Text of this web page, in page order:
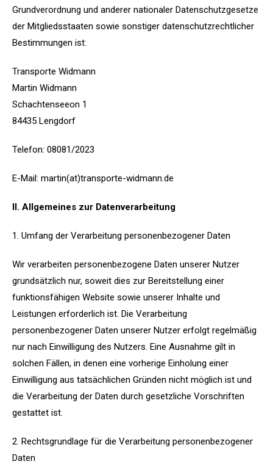
Grundverordnung und anderer nationaler Datenschutzgesetze
der Mitgliedsstaaten sowie sonstiger datenschutzrechtlicher
Bestimmungen ist:
Transporte Widmann
Martin Widmann
Schachtenseeon 1
84435 Lengdorf
Telefon: 08081/2023
E-Mail: martin(at)transporte-widmann.de
II. Allgemeines zur Datenverarbeitung
1. Umfang der Verarbeitung personenbezogener Daten
Wir verarbeiten personenbezogene Daten unserer Nutzer
grundsätzlich nur, soweit dies zur Bereitstellung einer
funktionsfähigen Website sowie unserer Inhalte und
Leistungen erforderlich ist. Die Verarbeitung
personenbezogener Daten unserer Nutzer erfolgt regelmäßig
nur nach Einwilligung des Nutzers. Eine Ausnahme gilt in
solchen Fällen, in denen eine vorherige Einholung einer
Einwilligung aus tatsächlichen Gründen nicht möglich ist und
die Verarbeitung der Daten durch gesetzliche Vorschriften
gestattet ist.
2. Rechtsgrundlage für die Verarbeitung personenbezogener
Daten